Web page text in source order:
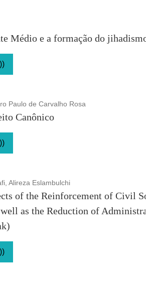
Médio e a formação do
Paulo de Carvalho Rosa
Canônico
Alireza Eslambulchi
of the Reinforcement of Civil
as the Reduction of